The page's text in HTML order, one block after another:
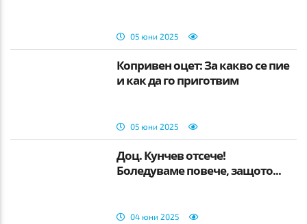
05 юни 2025
Копривен оцет: За какво се пие
и как да го приготвим
05 юни 2025
Доц. Кунчев отсече!
Боледуваме повече, защото...
04 юни 2025